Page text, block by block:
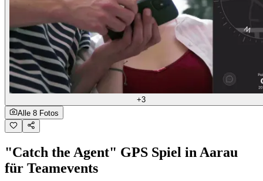
+3
Alle 8 Fotos
"Catch the Agent" GPS Spiel in Aarau
für Teamevents